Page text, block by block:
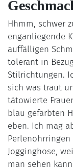
Hhmm, schwer
enganliegende
auffälligen
tolerant in
Stilrichtungen.
sich was traut
tätowierte
blau gefärbten
eben. Ich mag
Jogginghose,
man sehen